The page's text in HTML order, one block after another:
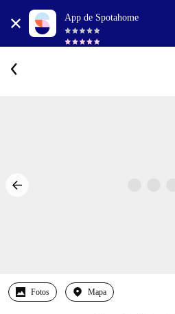
App de Spotahome
Fotos Mapa